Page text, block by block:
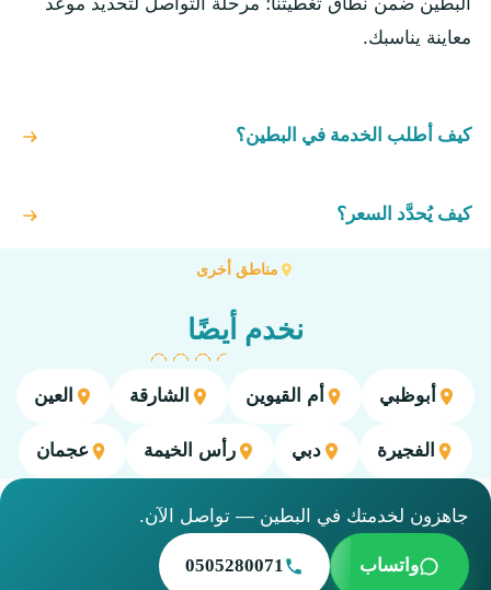
معاينة يناسبك.
كيف أطلب الخدمة في البطين؟
كيف يُحدَّد السعر؟
مناطق أخرى
نخدم أيضًا
أبوظبي أم القيوين الشارقة العين
الفجيرة دبي رأس الخيمة عجمان
جاهزون لخدمتك في البطين — تواصل الآن.
واتساب 0505280071